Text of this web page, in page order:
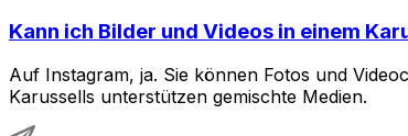
Kann ich Bilder und Videos in einem
Auf Instagram, ja. Sie können Fotos und
Karussells unterstützen gemischte Medien.